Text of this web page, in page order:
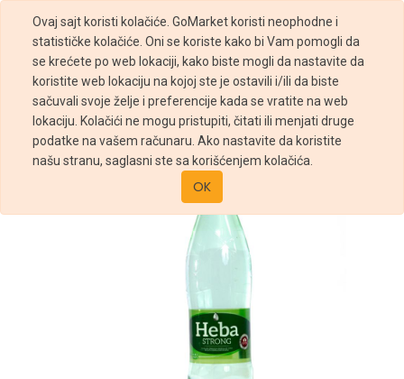
Ovaj sajt koristi kolačiće. GoMarket koristi neophodne i
statističke kolačiće. Oni se koriste kako bi Vam pomogli da
se krećete po web lokaciji, kako biste mogli da nastavite da
koristite web lokaciju na kojoj ste je ostavili i/ili da biste
sačuvali svoje želje i preferencije kada se vratite na web
lokaciju. Kolačići ne mogu pristupiti, čitati ili menjati druge
podatke na vašem računaru. Ako nastavite da koristite
našu stranu, saglasni ste sa korišćenjem kolačića.
OK
Prodavnica Heba Strong gazirana voda PET 1,5l X6 paket